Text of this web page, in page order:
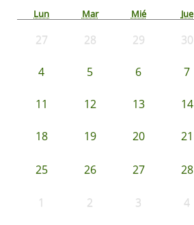
Lun Mar Mié Jue
27 28 29 30
4 5 6 7
11 12 13 14
18 19 20 21
25 26 27 28
1 2 3 4